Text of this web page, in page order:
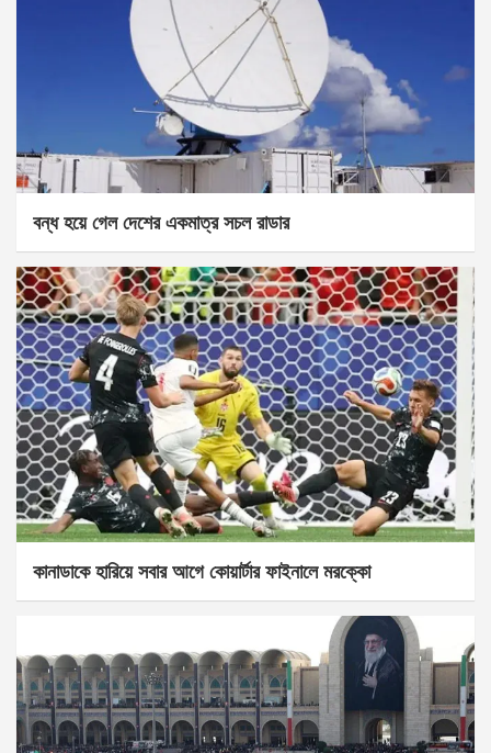
বন্ধ হয়ে গেল দেশের একমাত্র সচল রাডার
কানাডাকে হারিয়ে সবার আগে কোয়ার্টার ফাইনালে মরক্কো